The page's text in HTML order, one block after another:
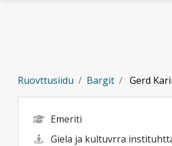
Ruovttusiidu Bargit Gerd
Emeriti
Giela ja kultuvrra